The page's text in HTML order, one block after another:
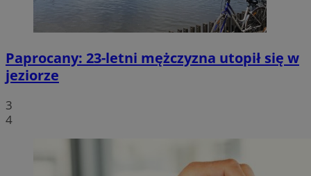
Paprocany: 23-letni mężczyzna utopił się w
jeziorze
3
4